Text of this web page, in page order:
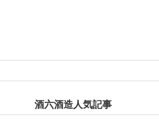
酒六酒造人気記事